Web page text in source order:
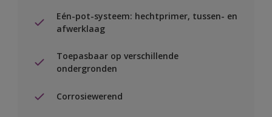
Eén-pot-systeem: hechtprimer, tussen- en
afwerklaag
Toepasbaar op verschillende
ondergronden
Corrosiewerend